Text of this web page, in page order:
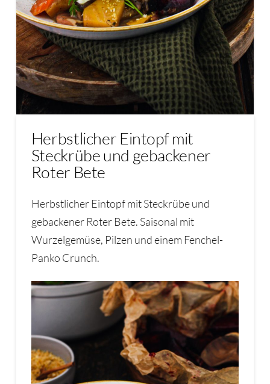
Herbstlicher Eintopf mit
Steckrübe und gebackener
Roter Bete
Herbstlicher Eintopf mit Steckrübe und
gebackener Roter Bete. Saisonal mit
Wurzelgemüse, Pilzen und einem Fenchel-
Panko Crunch.